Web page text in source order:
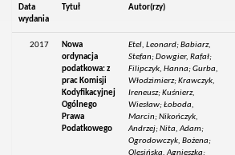
Data
wydania
Tytuł Autor(rzy)
2017
Nowa
ordynacja
podatkowa: z
prac Komisji
Kodyfikacyjnej
Ogólnego
Prawa
Podatkowego
Etel, Leonard; Babiarz,
Stefan; Dowgier, Rafał;
Filipczyk, Hanna; Gurba,
Włodzimierz; Krawczyk,
Ireneusz; Kuśnierz,
Wiesław; Łoboda,
Marcin; Nikończyk,
Andrzej; Nita, Adam;
Ogrodowczyk, Bożena;
Olesińska, Agnieszka;